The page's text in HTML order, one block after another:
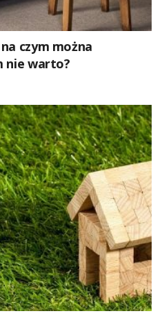
czym można
nie warto?